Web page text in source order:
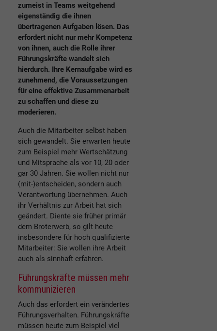
zumeist in Teams weitgehend
eigenständig die ihnen
übertragenen Aufgaben lösen. Das
erfordert nicht nur mehr Kompetenz
von ihnen, auch die Rolle ihrer
Führungskräfte wandelt sich
hierdurch. Ihre Kernaufgabe wird es
zunehmend, die Voraussetzungen
für eine effektive Zusammenarbeit
zu schaffen und diese zu
moderieren.
Auch die Mitarbeiter selbst haben
sich gewandelt. Sie erwarten heute
zum Beispiel mehr Wertschätzung
und Mitsprache als vor 10, 20 oder
gar 30 Jahren. Sie wollen nicht nur
(mit-)entscheiden, sondern auch
Verantwortung übernehmen. Auch
ihr Verhältnis zur Arbeit hat sich
geändert. Diente sie früher primär
dem Broterwerb, so gilt heute
insbesondere für hoch qualifizierte
Mitarbeiter: Sie wollen ihre Arbeit
auch als sinnhaft erfahren.
Führungskräfte müssen mehr
kommunizieren
Auch das erfordert ein verändertes
Führungsverhalten. Führungskräfte
müssen heute zum Beispiel viel